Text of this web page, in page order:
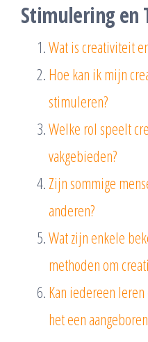
Stimulering en
Wat is creativiteit
Hoe kan ik mijn
stimuleren?
Welke rol speelt
vakgebieden?
Zijn sommige
anderen?
Wat zijn enkele
methoden om
Kan iedereen
het een